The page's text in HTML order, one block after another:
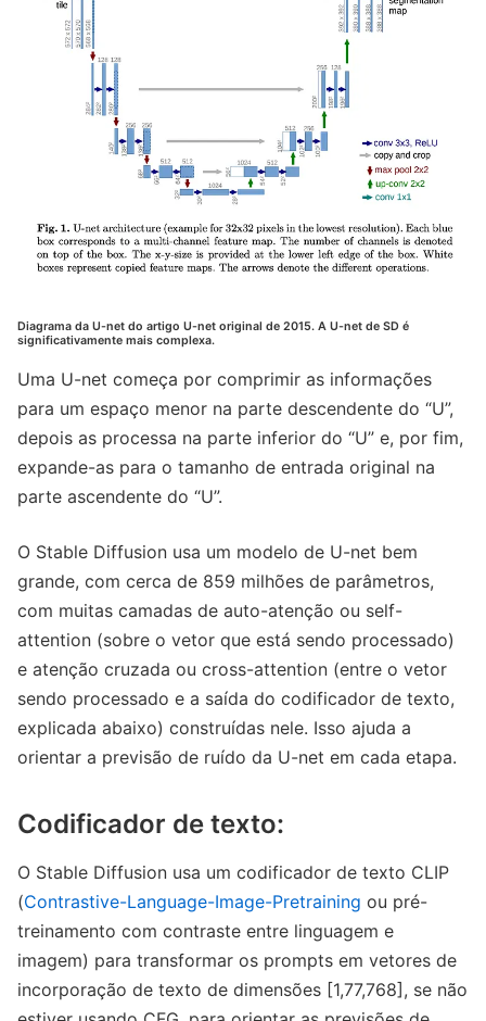
Diagrama da U-net do artigo U-net original de 2015. A U-net de SD é
significativamente mais complexa.
Uma U-net começa por comprimir as informações
para um espaço menor na parte descendente do “U”,
depois as processa na parte inferior do “U” e, por fim,
expande-as para o tamanho de entrada original na
parte ascendente do “U”.
O Stable Diffusion usa um modelo de U-net bem
grande, com cerca de 859 milhões de parâmetros,
com muitas camadas de auto-atenção ou self-
attention (sobre o vetor que está sendo processado)
e atenção cruzada ou cross-attention (entre o vetor
sendo processado e a saída do codificador de texto,
explicada abaixo) construídas nele. Isso ajuda a
orientar a previsão de ruído da U-net em cada etapa.
Codificador de texto:
O Stable Diffusion usa um codificador de texto CLIP
(Contrastive-Language-Image-Pretraining ou pré-
treinamento com contraste entre linguagem e
imagem) para transformar os prompts em vetores de
incorporação de texto de dimensões [1,77,768], se não